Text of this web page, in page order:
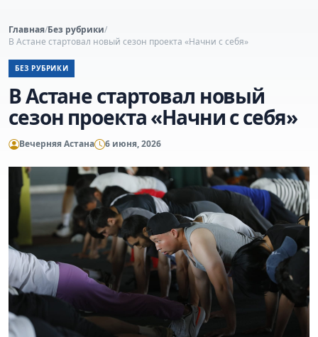
Главная/Без рубрики/
В Астане стартовал новый сезон проекта «Начни с себя»
БЕЗ РУБРИКИ
В Астане стартовал новый
сезон проекта «Начни с себя»
Вечерняя Астана 6 июня, 2026